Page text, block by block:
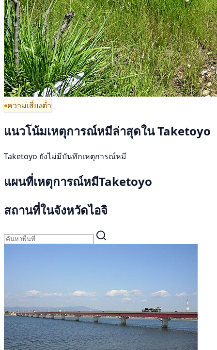
ความเสี่ยงต่ำ
แนวโน้มเหตุการณ์หมีล่าสุดใน Taketoyo
Taketoyo ยังไม่มีบันทึกเหตุการณ์หมี
แผนที่เหตุการณ์หมีTaketoyo
สถานที่ในจังหวัดไอจิ